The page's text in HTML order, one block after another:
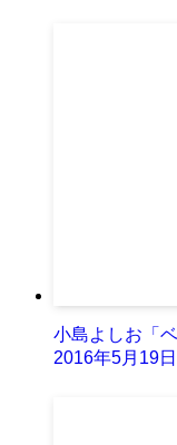
小島よしお「
2016年5月19日